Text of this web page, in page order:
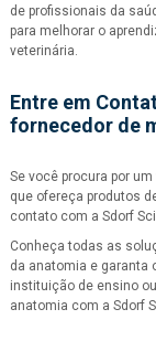
de profissionais da
para melhorar o
veterinária.
Entre em
fornecedor de
Se você procura por um
que ofereça produtos
contato com a Sdorf
Conheça todas as
da anatomia e garanta
instituição de ensino
anatomia com a Sdorf